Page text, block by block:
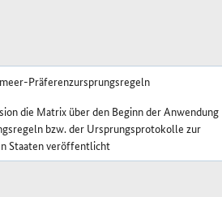
Präferenzursprungsregeln
die Matrix über den Beginn der Anwendung
bzw. der Ursprungsprotokolle zur
Staaten veröffentlicht